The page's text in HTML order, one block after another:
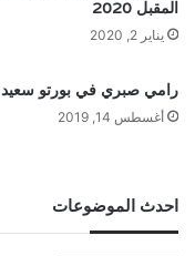
المقبل 2020
يناير 2, 2020
رامي صبري في بورتو سعيد
أغسطس 14, 2019
احدث الموضوعات